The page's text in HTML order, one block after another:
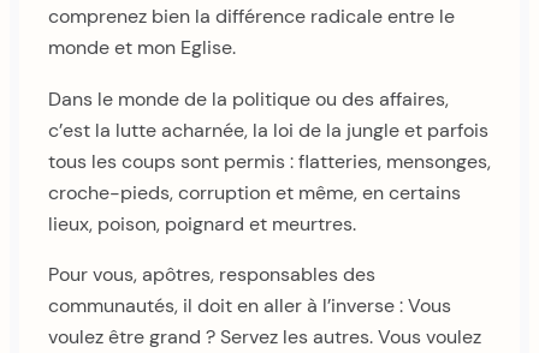
comprenez bien la différence radicale entre le
monde et mon Eglise.
Dans le monde de la politique ou des affaires,
c’est la lutte acharnée, la loi de la jungle et parfois
tous les coups sont permis : flatteries, mensonges,
croche-pieds, corruption et même, en certains
lieux, poison, poignard et meurtres.
Pour vous, apôtres, responsables des
communautés, il doit en aller à l’inverse : Vous
voulez être grand ? Servez les autres. Vous voulez